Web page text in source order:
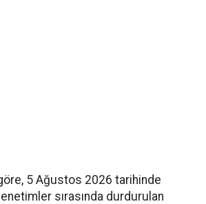
5 Ağustos 2026 tarihinde
sırasında durdurulan